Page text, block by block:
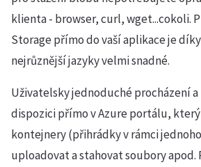
klienta - browser, curl, wget...cokoli.
Storage přímo do vaší aplikace je
nejrůznější jazyky velmi snadné.
Uživatelsky jednoduché procházení a
dispozici přímo v Azure portálu,
kontejnery (přihrádky v rámci
uploadovat a stahovat soubory